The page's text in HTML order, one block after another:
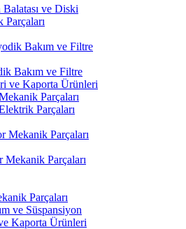
ve Diski
Bakım ve Filtre
Bakım ve Filtre
ve Kaporta Ürünleri
Parçaları
Parçaları
Mekanik Parçaları
Parçaları
Parçaları
ve Süspansiyon
Kaporta Ürünleri